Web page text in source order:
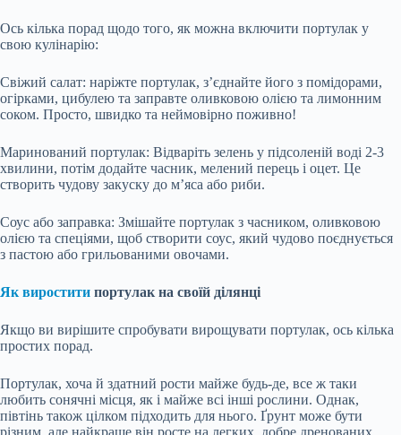
Ось кілька порад щодо того, як можна включити портулак у
свою кулінарію:
Свіжий салат: наріжте портулак, з’єднайте його з помідорами,
огірками, цибулею та заправте оливковою олією та лимонним
соком. Просто, швидко та неймовірно поживно!
Маринований портулак: Відваріть зелень у підсоленій воді 2-3
хвилини, потім додайте часник, мелений перець і оцет. Це
створить чудову закуску до м’яса або риби.
Соус або заправка: Змішайте портулак з часником, оливковою
олією та спеціями, щоб створити соус, який чудово поєднується
з пастою або грильованими овочами.
Як виростити портулак на своїй ділянці
Якщо ви вирішите спробувати вирощувати портулак, ось кілька
простих порад.
Портулак, хоча й здатний рости майже будь-де, все ж таки
любить сонячні місця, як і майже всі інші рослини. Однак,
півтінь також цілком підходить для нього. Ґрунт може бути